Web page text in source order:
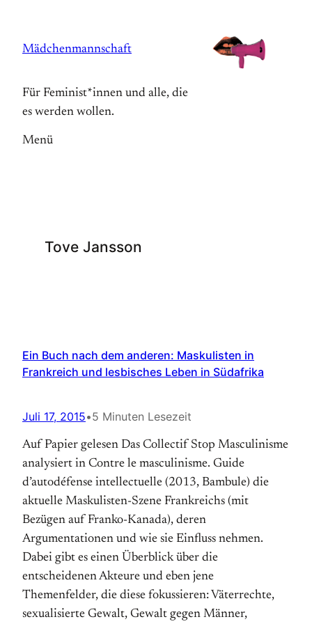
springen
Mädchenmannschaft
Für Feminist*innen und alle, die
es werden wollen.
Menü
Tove Jansson
Ein Buch nach dem anderen: Maskulisten in
Frankreich und lesbisches Leben in Südafrika
Juli 17, 2015•5 Minuten Lesezeit
Auf Papier gelesen Das Collectif Stop Masculinisme
analysiert in Contre le masculinisme. Guide
d’autodéfense intellectuelle (2013, Bambule) die
aktuelle Maskulisten-Szene Frankreichs (mit
Bezügen auf Franko-Kanada), deren
Argumentationen und wie sie Einfluss nehmen.
Dabei gibt es einen Überblick über die
entscheidenen Akteure und eben jene
Themenfelder, die diese fokussieren: Väterrechte,
sexualisierte Gewalt, Gewalt gegen Männer,